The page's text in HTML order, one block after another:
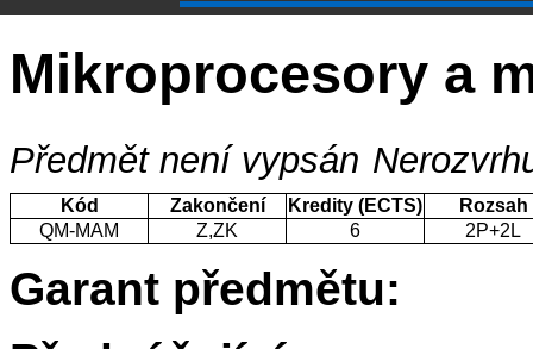
Mikroprocesory a
Předmět není vypsán
Kód Zakončení Kredity (ECTS)
Rozsah
QM-MAM
Z,ZK 6 2P+2L
Garant předmětu: